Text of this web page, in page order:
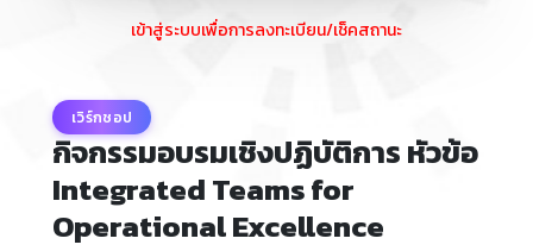
เวิร์กชอป
กิจกรรมอบรมเชิงปฏิบัติการ หัวข้อ
Integrated Teams for
Operational Excellence
เข้าสู่ระบบเพื่อการลงทะเบียน/เช็คสถานะ